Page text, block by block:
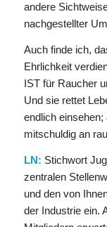
andere
nachgestellter
Auch finde ich,
Ehrlichkeit
IST für Raucher
Und sie rettet
endlich
mitschuldig an
LN: Stichwort
zentralen
und den von
der Industrie ein.